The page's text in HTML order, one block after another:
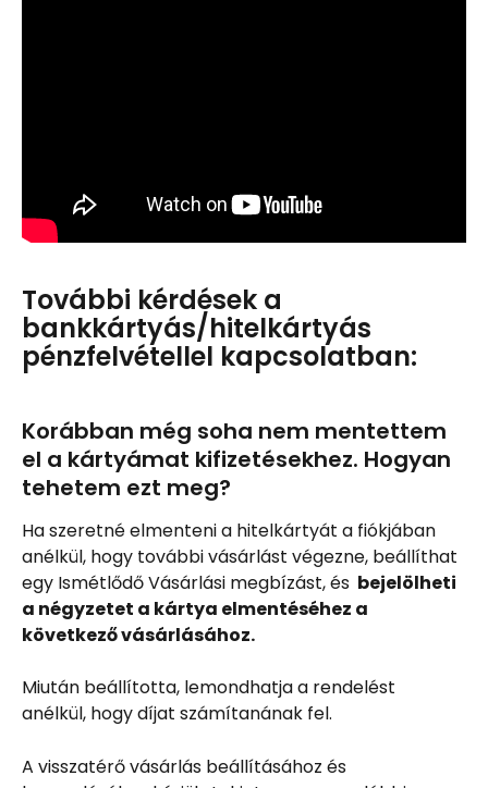
További kérdések a
bankkártyás/hitelkártyás
pénzfelvétellel kapcsolatban:
Korábban még soha nem mentettem
el a kártyámat kifizetésekhez. Hogyan
tehetem ezt meg?
Ha szeretné elmenteni a hitelkártyát a fiókjában
anélkül, hogy további vásárlást végezne, beállíthat
egy Ismétlődő Vásárlási megbízást, és bejelölheti
a négyzetet a kártya elmentéséhez a
következő vásárlásához.
Miután beállította, lemondhatja a rendelést
anélkül, hogy díjat számítanának fel.
A visszatérő vásárlás beállításához és